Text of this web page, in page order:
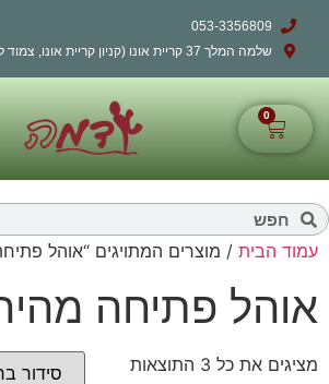
053-3356809
שלמה המלך 37 קריית אונו (קניון קריית אונו, צמוד לארומה מבחוץ)
0
עמוד הבית / מוצרים המתויגים “אוהל
אוהל פתיחה
מציגים את כל ⁦3⁩ התוצאות